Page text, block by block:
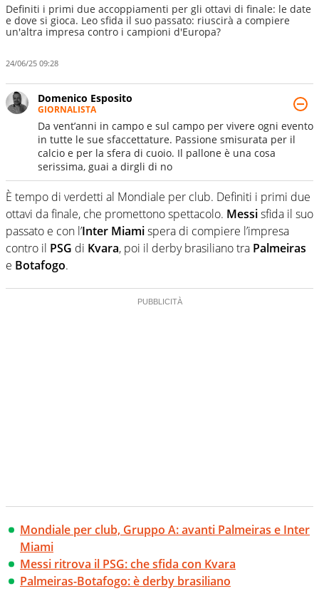
Definiti i primi due accoppiamenti per gli ottavi di finale: le date
e dove si gioca. Leo sfida il suo passato: riuscirà a compiere
un'altra impresa contro i campioni d'Europa?
24/06/25 09:28
Domenico Esposito
GIORNALISTA
Da vent’anni in campo e sul campo per vivere ogni evento
in tutte le sue sfaccettature. Passione smisurata per il
calcio e per la sfera di cuoio. Il pallone è una cosa
serissima, guai a dirgli di no
È tempo di verdetti al Mondiale per club. Definiti i primi due
ottavi da finale, che promettono spettacolo. Messisfida il suo
passato e con l’Inter Miamispera di compiere l’impresa
contro il PSG di Kvara, poi il derby brasiliano tra Palmeiras
e Botafogo.
Mondiale per club, Gruppo A: avanti Palmeiras e Inter
Miami
Messi ritrova il PSG: che sfida con Kvara
Palmeiras-Botafogo: è derby brasiliano